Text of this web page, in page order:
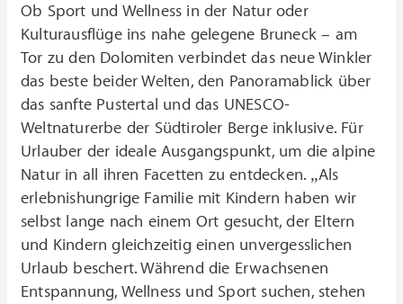
Ob Sport und Wellness in der Natur oder
Kulturausflüge ins nahe gelegene Bruneck – am
Tor zu den Dolomiten verbindet das neue Winkler
das beste beider Welten, den Panoramablick über
das sanfte Pustertal und das UNESCO-
Weltnaturerbe der Südtiroler Berge inklusive. Für
Urlauber der ideale Ausgangspunkt, um die alpine
Natur in all ihren Facetten zu entdecken. „Als
erlebnishungrige Familie mit Kindern haben wir
selbst lange nach einem Ort gesucht, der Eltern
und Kindern gleichzeitig einen unvergesslichen
Urlaub beschert. Während die Erwachsenen
Entspannung, Wellness und Sport suchen, stehen